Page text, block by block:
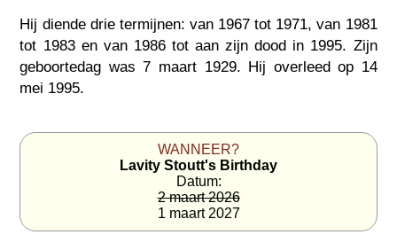
Hij diende drie termijnen: van 1967 tot 1971, van 1981
tot 1983 en van 1986 tot aan zijn dood in 1995. Zijn
geboortedag was 7 maart 1929. Hij overleed op 14
mei 1995.
WANNEER?
Lavity Stoutt's Birthday
Datum:
2 maart 2026
1 maart 2027